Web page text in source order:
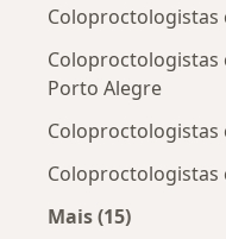
Coloproctologistas
Coloproctologistas
Porto Alegre
Coloproctologistas
Coloproctologistas
Mais (15)